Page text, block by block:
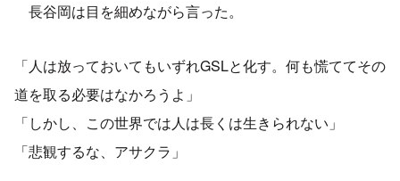
長谷岡は目を細めながら言った。
「人は放っておいてもいずれGSLと化す。何も慌ててその
道を取る必要はなかろうよ」
「しかし、この世界では人は長くは生きられない」
「悲観するな、アサクラ」